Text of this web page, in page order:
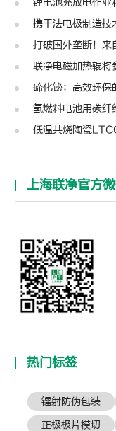
锂电池充放电作业
携干法电极制造技术
打破国外垄断！来
联净电磁加热辊将参
碲化铋：高效环保
氢燃料电池用碳纤
低温共烧陶瓷
上海联净官方
热门标签
镭射防伪包装
正极极片模切